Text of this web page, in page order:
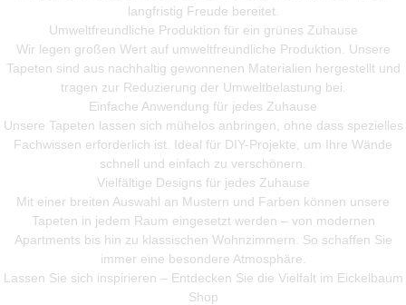
langfristig Freude bereitet.
Umweltfreundliche Produktion für ein grünes Zuhause
Wir legen großen Wert auf umweltfreundliche Produktion. Unsere
Tapeten sind aus nachhaltig gewonnenen Materialien hergestellt und
tragen zur Reduzierung der Umweltbelastung bei.
Einfache Anwendung für jedes Zuhause
Unsere Tapeten lassen sich mühelos anbringen, ohne dass spezielles
Fachwissen erforderlich ist. Ideal für DIY-Projekte, um Ihre Wände
schnell und einfach zu verschönern.
Vielfältige Designs für jedes Zuhause
Mit einer breiten Auswahl an Mustern und Farben können unsere
Tapeten in jedem Raum eingesetzt werden – von modernen
Apartments bis hin zu klassischen Wohnzimmern. So schaffen Sie
immer eine besondere Atmosphäre.
Lassen Sie sich inspirieren – Entdecken Sie die Vielfalt im Eickelbaum
Shop